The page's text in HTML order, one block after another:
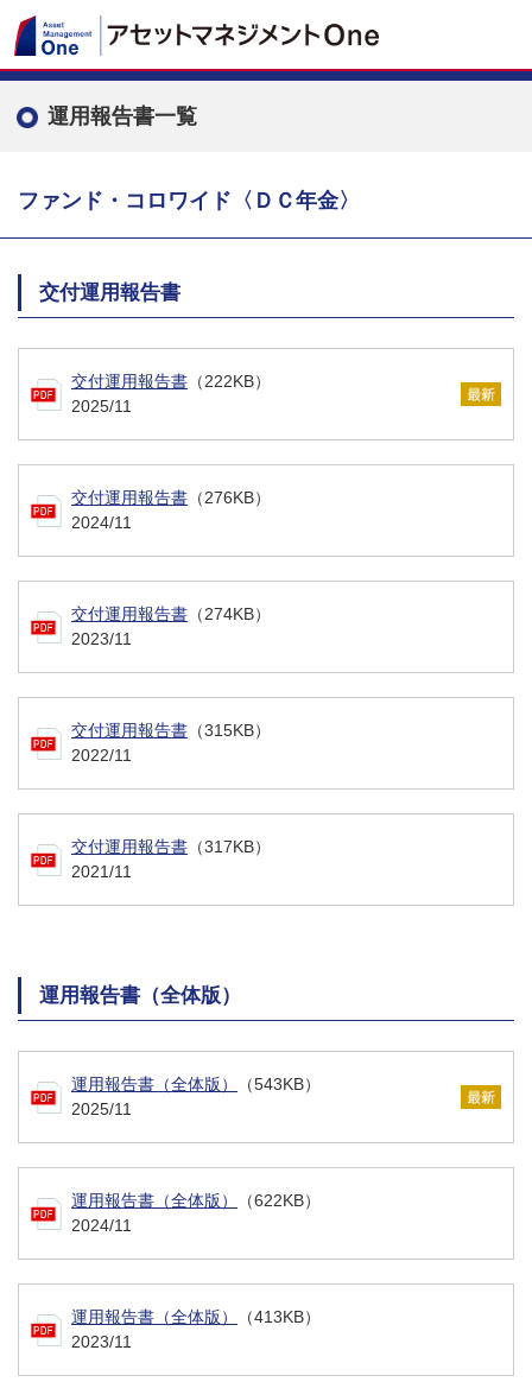
運用報告書一覧
ファンド・コロワイド〈ＤＣ年金〉
交付運用報告書
交付運用報告書 （222KB）
2025/11
交付運用報告書 （276KB）
2024/11
交付運用報告書 （274KB）
2023/11
交付運用報告書 （315KB）
2022/11
交付運用報告書 （317KB）
2021/11
運用報告書（全体版）
運用報告書（全体版）
（543KB）
2025/11
運用報告書（全体版）
（622KB）
2024/11
運用報告書（全体版）
（413KB）
2023/11